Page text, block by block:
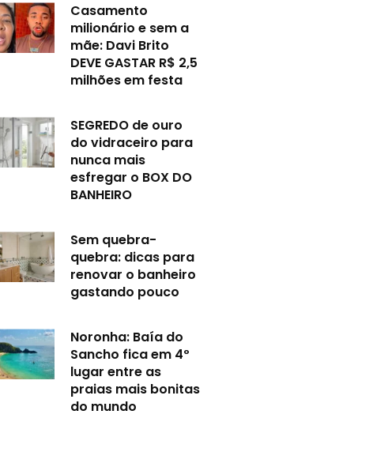
Casamento
milionário e sem a
mãe: Davi Brito
DEVE GASTAR R$ 2,5
milhões em festa
SEGREDO de ouro
do vidraceiro para
nunca mais
esfregar o BOX DO
BANHEIRO
Sem quebra-
quebra: dicas para
renovar o banheiro
gastando pouco
Noronha: Baía do
Sancho fica em 4º
lugar entre as
praias mais bonitas
do mundo